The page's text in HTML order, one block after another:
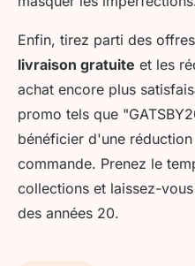
Enfin, tirez parti des
livraison gratuite et les
achat encore plus
promo tels que
bénéficier d'une
commande. Prenez le
collections et laissez-
des années 20.